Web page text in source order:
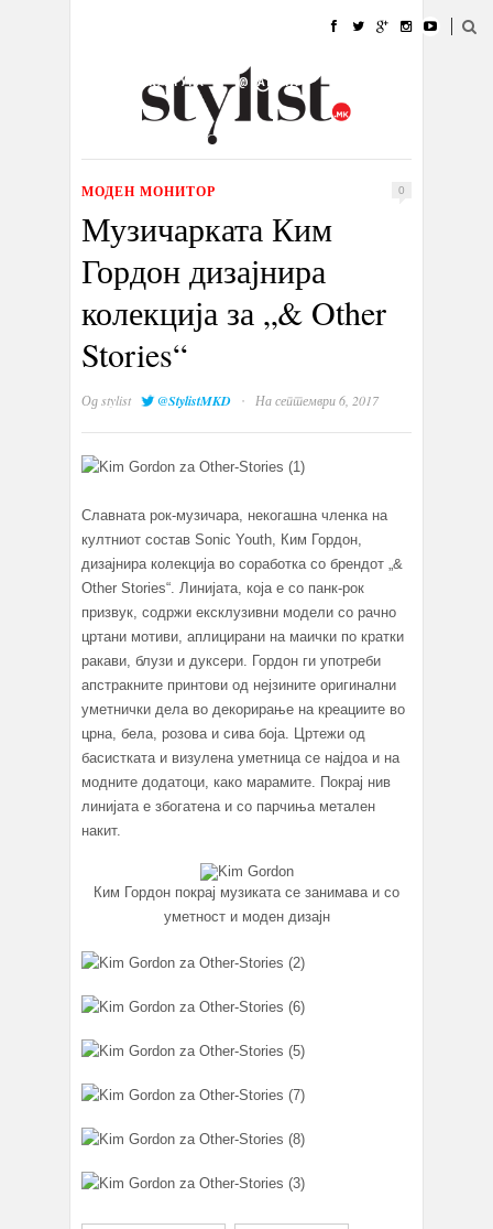
УБАВИНА
КУЛТУРА @РАБОТА
ИЗЛОГ
МОДЕН МОНИТОР 0
Музичарката Ким
Гордон дизајнира
колекција за „& Other
Stories“
Одstylist @StylistMKD · На септември 6, 2017
Славната рок-музичара, некогашна членка на
култниот состав Sonic Youth, Ким Гордон,
дизајнира колекција во соработка со брендот „&
Other Stories“. Линијата, која е со панк-рок
призвук, содржи ексклузивни модели со рачно
цртани мотиви, аплицирани на маички по кратки
ракави, блузи и дуксери. Гордон ги употреби
апстракните принтови од нејзините оригинални
уметнички дела во декорирање на креациите во
црна, бела, розова и сива боја. Цртежи од
басистката и визулена уметница се најдоа и на
модните додатоци, како марамите. Покрај нив
линијата е збогатена и со парчиња метален
накит.
Ким Гордон покрај музиката се занимава и со
уметност и моден дизајн